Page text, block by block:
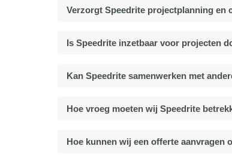
Verzorgt Speedrite projectplanning en
Is Speedrite inzetbaar voor projecten
Kan Speedrite samenwerken met
Hoe vroeg moeten wij Speedrite
Hoe kunnen wij een offerte aanvragen